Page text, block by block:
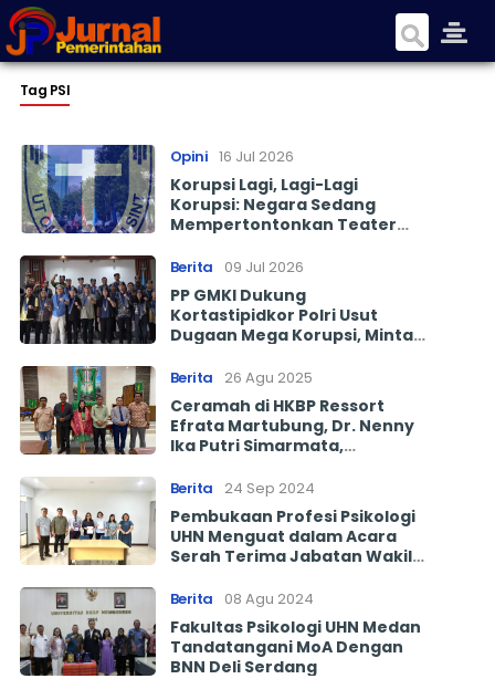
Tag PSI
Opini 16 Jul 2026
Korupsi Lagi, Lagi-Lagi
Korupsi: Negara Sedang
Mempertontonkan Teater
Berita 09 Jul 2026
PP GMKI Dukung
Kortastipidkor Polri Usut
Dugaan Mega Korupsi, Minta
Pihak Luar.
Berita 26 Agu 2025
Ceramah di HKBP Ressort
Efrata Martubung, Dr. Nenny
Ika Putri Simarmata,
Cerdas Berinternet
Berita 24 Sep 2024
Pembukaan Profesi Psikologi
UHN Menguat dalam Acara
Serah Terima Jabatan Wakil
Medan
Berita 08 Agu 2024
Fakultas Psikologi UHN Medan
Tandatangani MoA Dengan
BNN Deli Serdang